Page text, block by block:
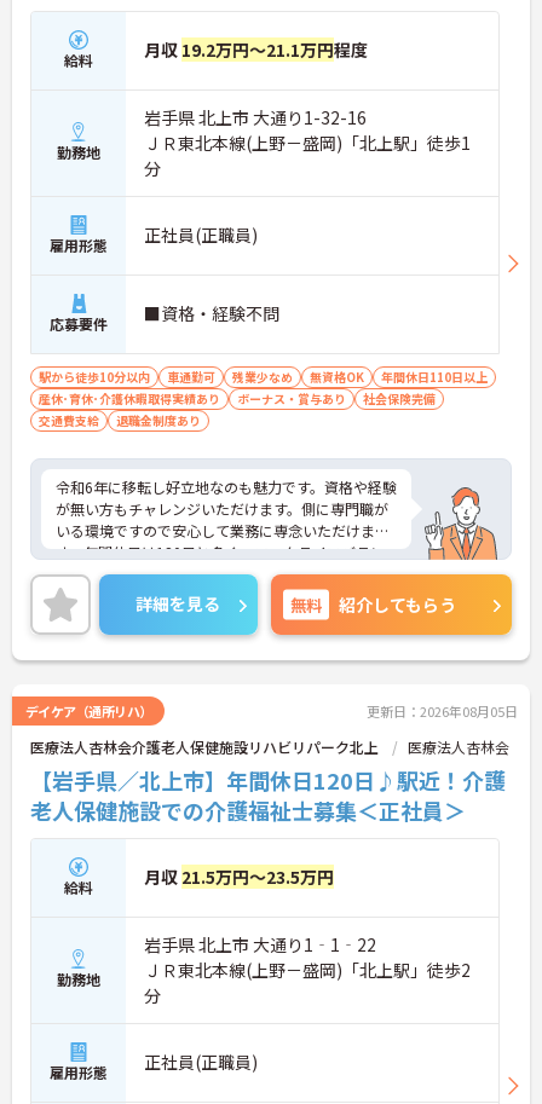
給料 月収 19.2万円～21.1万円程度
勤務地
岩手県 北上市 大通り1-32-16
ＪＲ東北本線(上野－盛岡)「北上駅」徒歩1
分
雇用形態 正社員(正職員)
応募要件 ■資格・経験不問
駅から徒歩10分以内 車通勤可 残業少なめ 無資格OK
年間休日110日以上
産休･育休･介護休暇取得実績あり
ボーナス・賞与あり
社会保険完備
交通費支給
退職金制度あり
令和6年に移転し好立地なのも魅力です。資格や経験
が無い方もチャレンジいただけます。側に専門職が
いる環境ですので安心して業務に専念いただけま
す。年間休日は120日と多く、ワークライフバラン
スを重視した働き方が叶います。ご興味のある方に
は、面接対策ポイントなど、さらに詳細をお話しい
たしますのでお気軽にご相談ください！
詳細を見る 無料 紹介してもらう
デイケア（通所リハ） 更新日：2026年08月05日
医療法人杏林会介護老人保健施設リハビリパーク北上 医療法人杏林会
【岩手県／北上市】年間休日120日♪駅近！介護
老人保健施設での介護福祉士募集＜正社員＞
給料 月収 21.5万円～23.5万円
勤務地
岩手県 北上市 大通り1‐1‐22
ＪＲ東北本線(上野－盛岡)「北上駅」徒歩2
分
雇用形態 正社員(正職員)